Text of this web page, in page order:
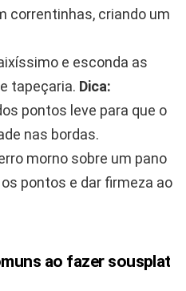
correntinhas, criando um
e esconda as
tapeçaria. Dica:
pontos leve para que o
nas bordas.
morno sobre um pano
pontos e dar firmeza ao
ao fazer sousplat